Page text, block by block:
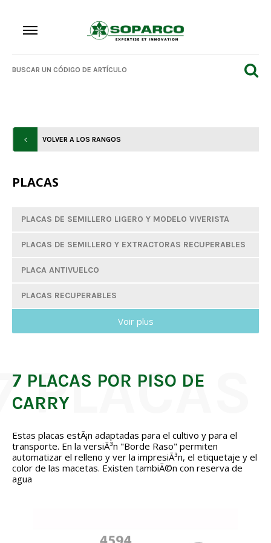
VOLVER A LOS RANGOS
PLACAS
PLACAS DE SEMILLERO LIGERO Y MODELO VIVERISTA
PLACAS DE SEMILLERO Y EXTRACTORAS RECUPERABLES
PLACA ANTIVUELCO
PLACAS RECUPERABLES
11 PLACAS POR PISO DE CARRY
7 PLACAS POR PISO DE CARRY
5 PLACAS POR PISO DE CARRY
4 PLACAS POR PISO DE CARRY
Voir plus
7 PLACAS POR PISO DE
CARRY
Estas placas estÃ¡n adaptadas para el cultivo y para el
transporte. En la versiÃ³n "Borde Raso" permiten
automatizar el relleno y ver la impresiÃ³n, el etiquetaje y el
color de las macetas. Existen tambiÃ©n con reserva de
agua